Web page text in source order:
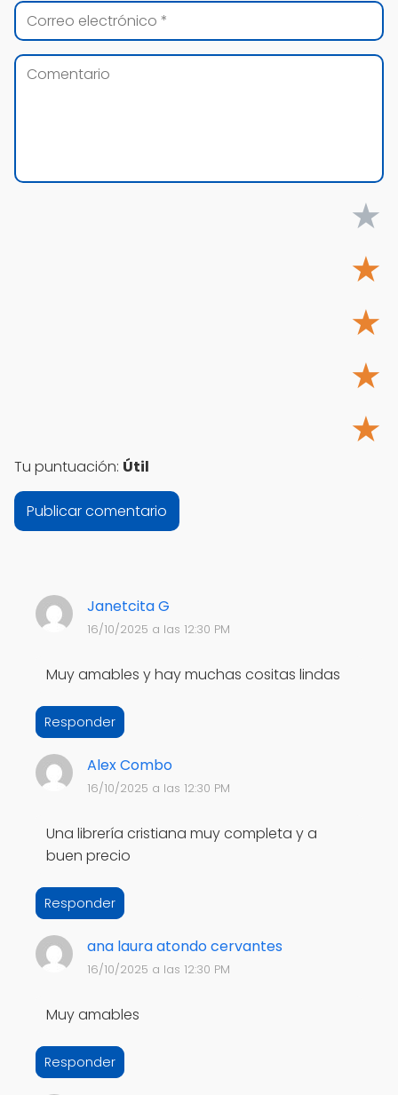
Janetcita G
16/10/2025 a las 12:30 PM
Muy amables y hay muchas cositas lindas
Responder
Alex Combo
16/10/2025 a las 12:30 PM
Una librería cristiana muy completa y a
buen precio
Responder
ana laura atondo cervantes
16/10/2025 a las 12:30 PM
Muy amables
Responder
★
★
★
★
★
Tu puntuación: Útil